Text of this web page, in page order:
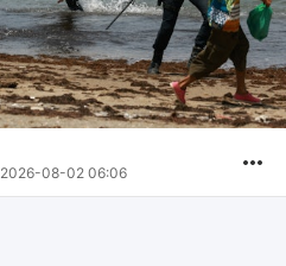
2026-08-02 06:06